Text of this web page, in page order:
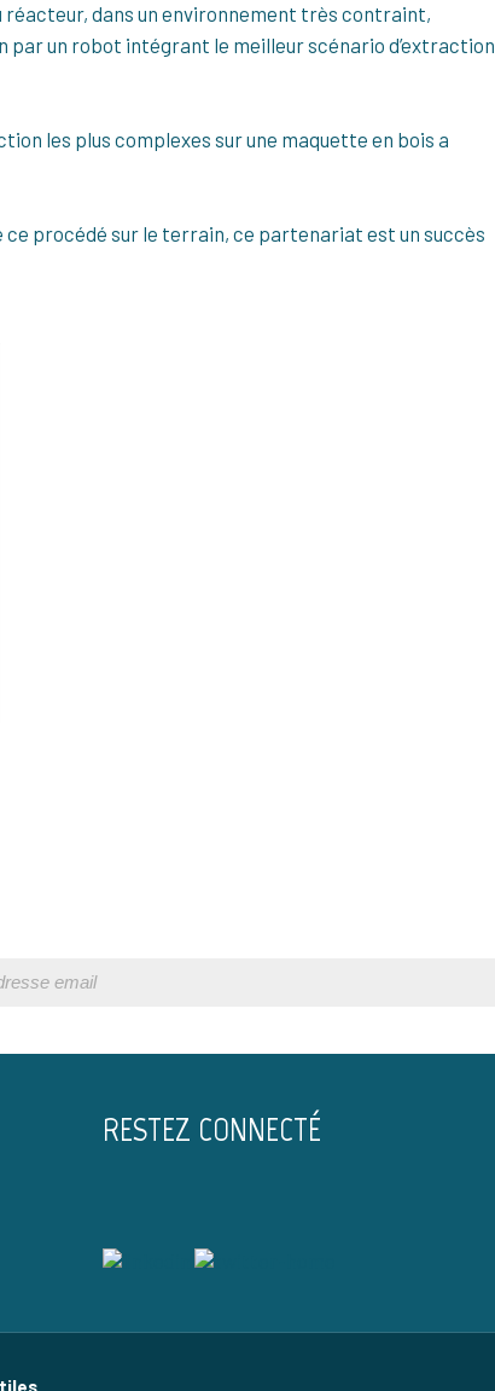
réacteur, dans un environnement très contraint,
un robot intégrant le meilleur scénario d’extraction
les plus complexes sur une maquette en bois a
procédé sur le terrain, ce partenariat est un succès
RESTEZ CONNECTÉ